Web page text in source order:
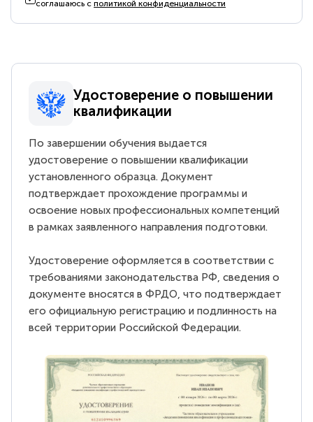
соглашаюсь сполитикой конфиденциальности
Удостоверение о повышении
квалификации
По завершении обучения выдается
удостоверение о повышении квалификации
установленного образца. Документ
подтверждает прохождение программы и
освоение новых профессиональных компетенций
в рамках заявленного направления подготовки.
Удостоверение оформляется в соответствии с
требованиями законодательства РФ, сведения о
документе вносятся в ФРДО, что подтверждает
его официальную регистрацию и подлинность на
всей территории Российской Федерации.